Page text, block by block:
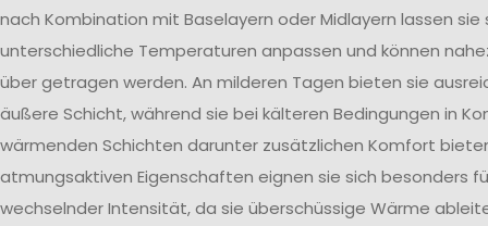
nach Kombination mit Baselayern oder Midlayern lassen sie
unterschiedliche Temperaturen anpassen und können
über getragen werden. An milderen Tagen bieten sie
äußere Schicht, während sie bei kälteren Bedingungen in
wärmenden Schichten darunter zusätzlichen Komfort
atmungsaktiven Eigenschaften eignen sie sich besonders
wechselnder Intensität, da sie überschüssige Wärme